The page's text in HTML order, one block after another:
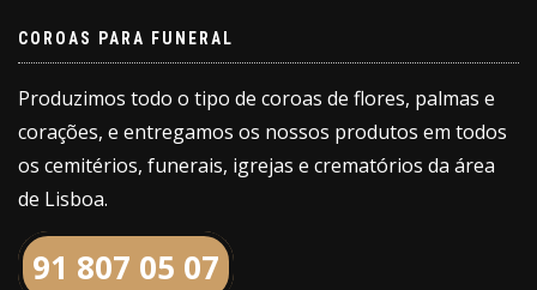
COROAS PARA FUNERAL
Produzimos todo o tipo de coroas de flores, palmas e
corações, e entregamos os nossos produtos em todos
os cemitérios, funerais, igrejas e crematórios da área
de Lisboa.
91 807 05 07